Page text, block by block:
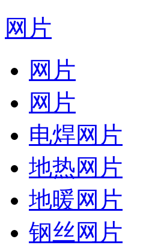
网片
网片
网片
电焊网片
地热网片
地暖网片
钢丝网片